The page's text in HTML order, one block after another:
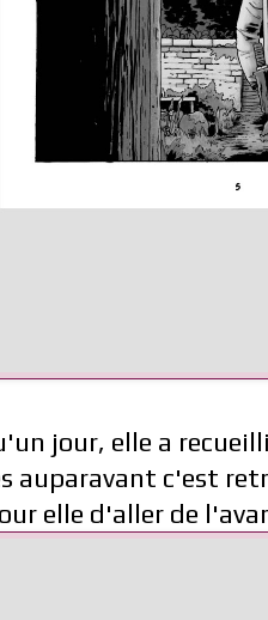
jour, elle a
auparavant c'est
elle d'aller de